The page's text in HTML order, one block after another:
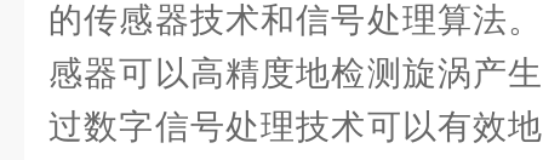
的传感器技术和信号处理算法
感器可以高精度地检测旋涡产
过数字信号处理技术可以有效